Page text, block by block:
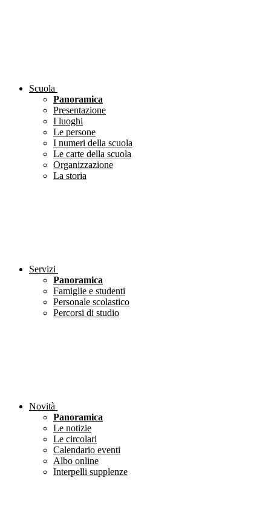
Scuola
Panoramica
Presentazione
I luoghi
Le persone
I numeri della scuola
Le carte della scuola
Organizzazione
La storia
Servizi
Panoramica
Famiglie e studenti
Personale scolastico
Percorsi di studio
Novità
Panoramica
Le notizie
Le circolari
Calendario eventi
Albo online
Interpelli supplenze